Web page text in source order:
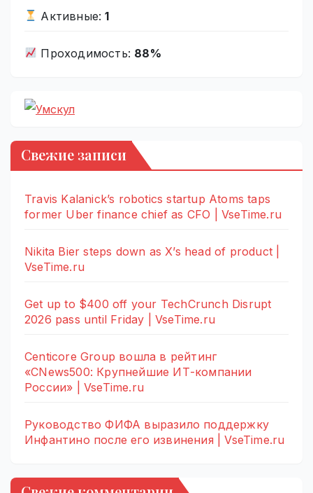
Активные:1
Проходимость: 88%
Свежие записи
Travis Kalanick’s robotics startup Atoms taps
former Uber finance chief as CFO | VseTime.ru
Nikita Bier steps down as X’s head of product |
VseTime.ru
Get up to $400 off your TechCrunch Disrupt
2026 pass until Friday | VseTime.ru
Centicore Group вошла в рейтинг
«CNews500: Крупнейшие ИТ-компании
России» | VseTime.ru
Руководство ФИФА выразило поддержку
Инфантино после его извинения | VseTime.ru